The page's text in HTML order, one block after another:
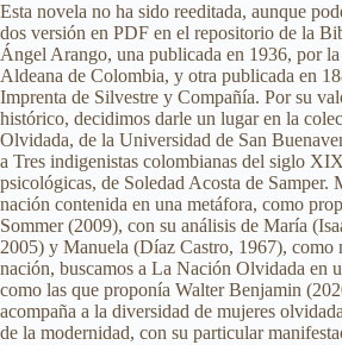
Esta novela no ha sido reeditada, aunque
dos versión en PDF en el repositorio de la
Ángel Arango, una publicada en 1936, por
Aldeana de Colombia, y otra publicada en
Imprenta de Silvestre y Compañía. Por su
histórico, decidimos darle un lugar en la
Olvidada, de la Universidad de San
a Tres indigenistas colombianas del siglo
psicológicas, de Soledad Acosta de Samper.
nación contenida en una metáfora, como
Sommer (2009), con su análisis de María
2005) y Manuela (Díaz Castro, 1967), como
nación, buscamos a La Nación Olvidada en
como las que proponía Walter Benjamin
acompaña a la diversidad de mujeres
de la modernidad, con su particular